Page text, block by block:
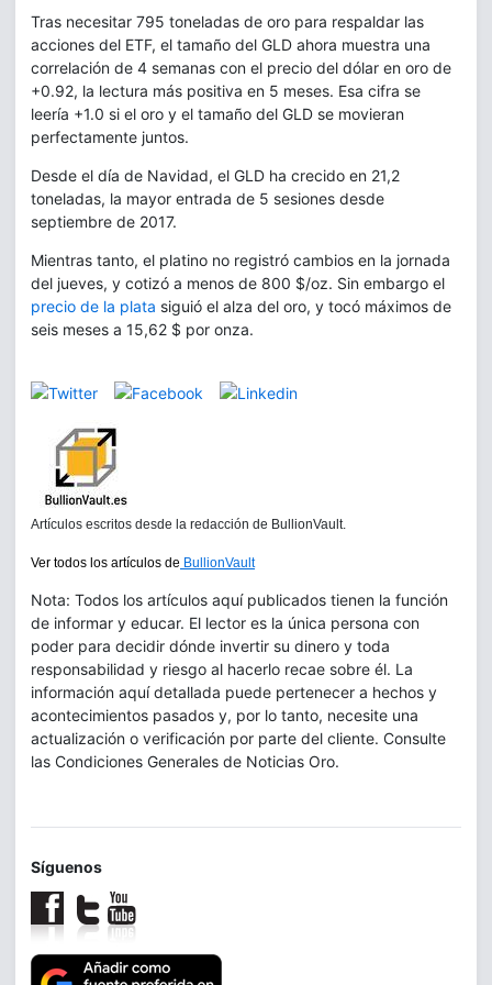
Tras necesitar 795 toneladas de oro para respaldar las
acciones del ETF, el tamaño del GLD ahora muestra una
correlación de 4 semanas con el precio del dólar en oro de
+0.92, la lectura más positiva en 5 meses. Esa cifra se
leería +1.0 si el oro y el tamaño del GLD se movieran
perfectamente juntos.
Desde el día de Navidad, el GLD ha crecido en 21,2
toneladas, la mayor entrada de 5 sesiones desde
septiembre de 2017.
Mientras tanto, el platino no registró cambios en la jornada
del jueves, y cotizó a menos de 800 $/oz. Sin embargo el
precio de la plata siguió el alza del oro, y tocó máximos de
seis meses a 15,62 $ por onza.
Artículos escritos desde la redacción de BullionVault.
Ver todos los artículos de BullionVault
Nota: Todos los artículos aquí publicados tienen la función
de informar y educar. El lector es la única persona con
poder para decidir dónde invertir su dinero y toda
responsabilidad y riesgo al hacerlo recae sobre él. La
información aquí detallada puede pertenecer a hechos y
acontecimientos pasados y, por lo tanto, necesite una
actualización o verificación por parte del cliente. Consulte
las Condiciones Generales de Noticias Oro.
Síguenos